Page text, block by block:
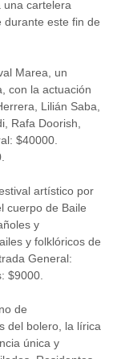
una cartelera
durante este fin de
Marea, un
con la actuación
Lilián Saba,
Rafa Doorish,
$40000.
artístico por
cuerpo de Baile
y
y folklóricos de
General:
$9000.
de
del bolero, la lírica
única y